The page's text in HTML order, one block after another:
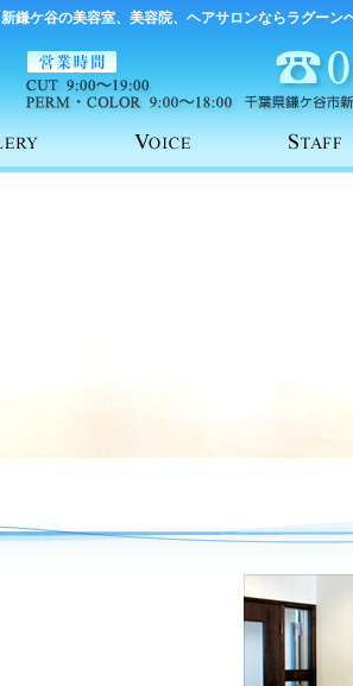
新鎌ケ谷の美容室、美容院、ヘアサロンならラグーン